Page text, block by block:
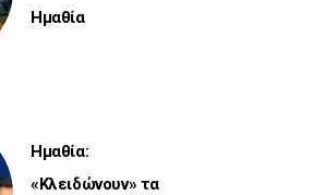
Ημαθία
Ημαθία:
«Κλειδώνουν» τα